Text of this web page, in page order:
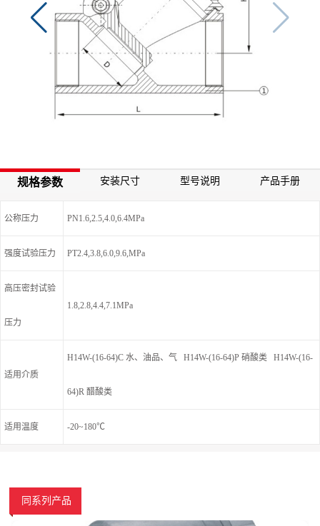
规格参数 安装尺寸 型号说明 产品手册
公称压力 PN1.6,2.5,4.0,6.4MPa
强度试验压力 PT2.4,3.8,6.0,9.6,MPa
高压密封试验
压力
1.8,2.8,4.4,7.1MPa
适用介质
H14W-(16-64)C 水、油品、气 H14W-(16-64)P 硝酸类 H14W-(16-
64)R 醋酸类
适用温度 -20~180℃
同系列产品